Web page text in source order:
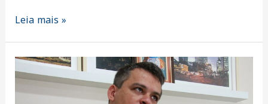
Não
de
golpe,
dizem
Leia mais »